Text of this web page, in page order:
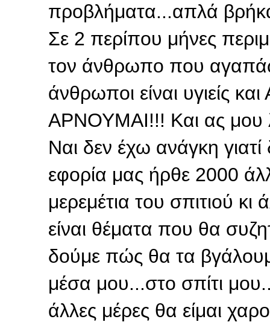
προβλήματα...απλά
Σε 2 περίπου μήνες
τον άνθρωπο που αγαπάω
άνθρωποι είναι υγιείς
ΑΡΝΟΥΜΑΙ!!! Και ας μου
Ναι δεν έχω ανάγκη
εφορία μας ήρθε 2000
μερεμέτια του σπιτιού
είναι θέματα που θα
δούμε πώς θα τα
μέσα μου...στο σπίτι
άλλες μέρες θα είμαι